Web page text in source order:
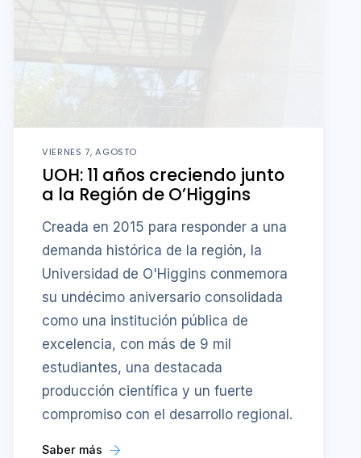
VIERNES 7, AGOSTO
UOH: 11 años creciendo junto
a la Región de O’Higgins
Creada en 2015 para responder a una
demanda histórica de la región, la
Universidad de O'Higgins conmemora
su undécimo aniversario consolidada
como una institución pública de
excelencia, con más de 9 mil
estudiantes, una destacada
producción científica y un fuerte
compromiso con el desarrollo regional.
Saber más